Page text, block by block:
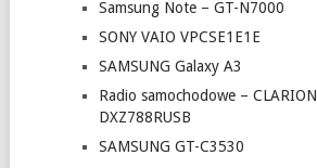
Samsung Note – GT-N7000
SONY VAIO VPCSE1E1E
SAMSUNG Galaxy A3
Radio samochodowe – CLARION
DXZ788RUSB
SAMSUNG GT-C3530